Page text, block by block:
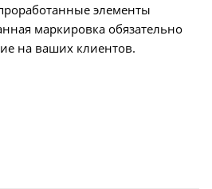
элементы
маркировка обязательно
на ваших клиентов.